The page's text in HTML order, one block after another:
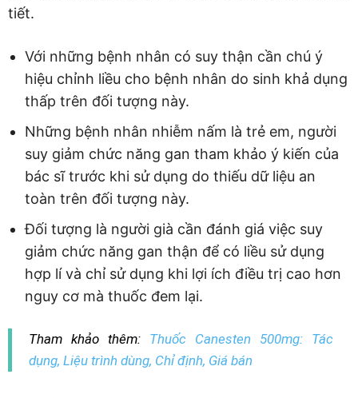
tiết.
Với những bệnh nhân có suy thận cần chú ý
hiệu chỉnh liều cho bệnh nhân do sinh khả dụng
thấp trên đối tượng này.
Những bệnh nhân nhiễm nấm là trẻ em, người
suy giảm chức năng gan tham khảo ý kiến của
bác sĩ trước khi sử dụng do thiếu dữ liệu an
toàn trên đối tượng này.
Đối tượng là người già cần đánh giá việc suy
giảm chức năng gan thận để có liều sử dụng
hợp lí và chỉ sử dụng khi lợi ích điều trị cao hơn
nguy cơ mà thuốc đem lại.
Tham khảo thêm: Thuốc Canesten 500mg: Tác
dụng, Liệu trình dùng, Chỉ định, Giá bán